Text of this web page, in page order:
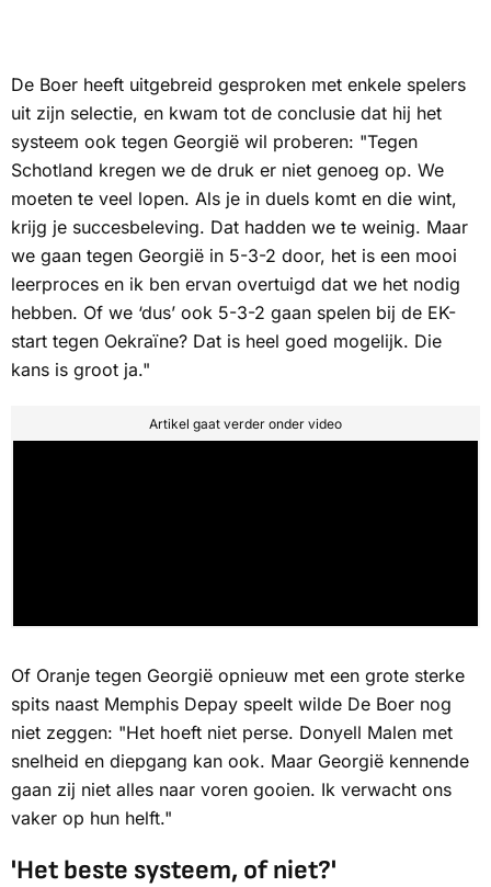
De Boer heeft uitgebreid gesproken met enkele spelers
uit zijn selectie, en kwam tot de conclusie dat hij het
systeem ook tegen Georgië wil proberen: "Tegen
Schotland kregen we de druk er niet genoeg op. We
moeten te veel lopen. Als je in duels komt en die wint,
krijg je succesbeleving. Dat hadden we te weinig. Maar
we gaan tegen Georgië in 5-3-2 door, het is een mooi
leerproces en ik ben ervan overtuigd dat we het nodig
hebben. Of we ‘dus’ ook 5-3-2 gaan spelen bij de EK-
start tegen Oekraïne? Dat is heel goed mogelijk. Die
kans is groot ja."
Artikel gaat verder onder video
Of Oranje tegen Georgië opnieuw met een grote sterke
spits naast Memphis Depay speelt wilde De Boer nog
niet zeggen: "Het hoeft niet perse. Donyell Malen met
snelheid en diepgang kan ook. Maar Georgië kennende
gaan zij niet alles naar voren gooien. Ik verwacht ons
vaker op hun helft."
'Het beste systeem, of niet?'